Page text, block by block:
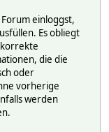
einloggst,
Es obliegt
die die
oder
vorherige
werden